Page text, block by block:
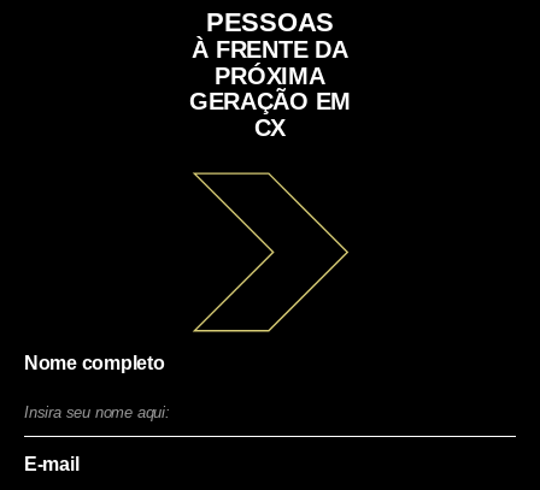
PESSOAS
À FRENTE DA
PRÓXIMA
GERAÇÃO EM
CX
Nome completo
E-mail